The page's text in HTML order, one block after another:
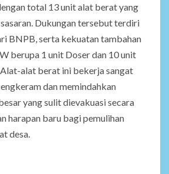
total 13 unit alat berat yang
Dukungan tersebut terdiri
BNPB, serta kekuatan tambahan
berupa 1 unit Doser dan 10 unit
alat berat ini bekerja sangat
dan memindahkan
yang sulit dievakuasi secara
harapan baru bagi pemulihan
desa.